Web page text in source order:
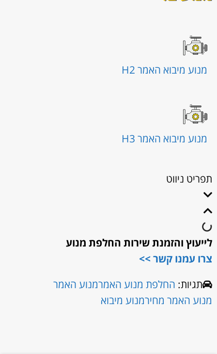
מנוע מיבוא האמר H2
מנוע מיבוא האמר H3
תפריט ניווט
לייעוץ והזמנת שירות החלפת מנוע
צרו עמנו קשר >>
תגיות: החלפת מנוע האמרמנוע האמר
מנוע האמר מחירמנוע מיבוא